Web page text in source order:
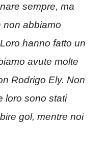
sempre, ma
non abbiamo
hanno fatto un
avute molte
Rodrigo Ely. Non
loro sono stati
gol, mentre noi